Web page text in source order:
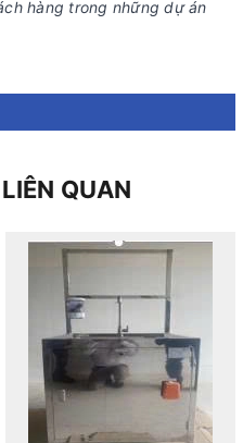
hàng trong những dự án
QUAN